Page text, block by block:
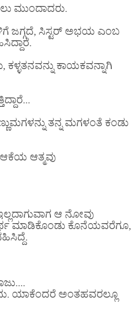
ಮುಂದಾದರು.
ಜಗ್ಗದೆ, ಸಿಸ್ಟರ್ ಅಭಯ ಎಂಬ
ಕಾಯಕವನ್ನಾಗಿ
ತನ್ನ ಮಗಳಂತೆ ಕಂಡು
ಆಕೆಯ ಆತ್ಮವು
ಆ ನೋವು
ಮಾಡಿಕೊಂಡು ಕೊನೆಯವರೆಗೂ,
ಯಾಕೆಂದರೆ ಅಂತಹವರಲ್ಲೂ